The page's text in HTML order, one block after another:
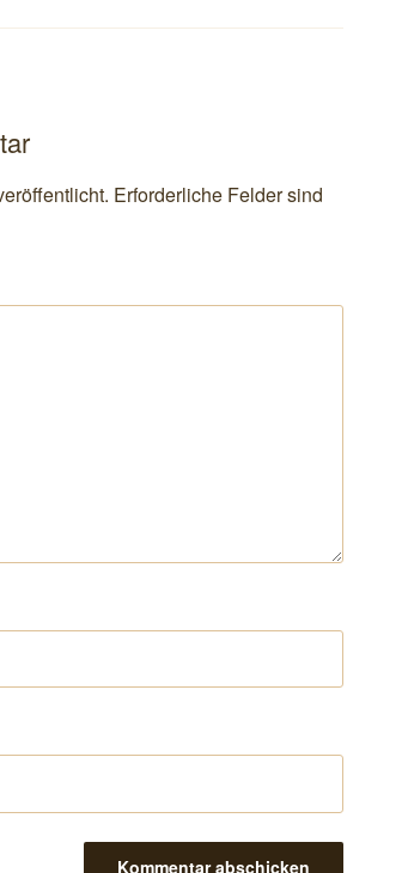
Erforderliche Felder sind